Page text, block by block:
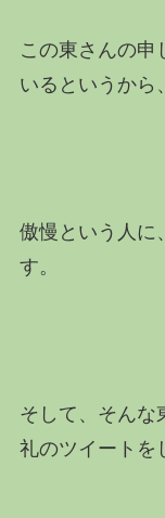
この東さんの申
いるというから
傲慢という人に
す。
そして、そんな
礼のツイートを